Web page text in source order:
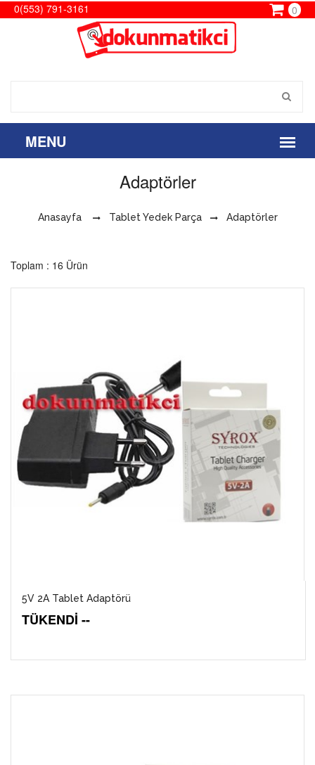
0(553) 791-3161 0
Adaptörler
Anasayfa Tablet Yedek Parça Adaptörler
Toplam : 16 Ürün
5V 2A Tablet Adaptörü
TÜKENDİ --